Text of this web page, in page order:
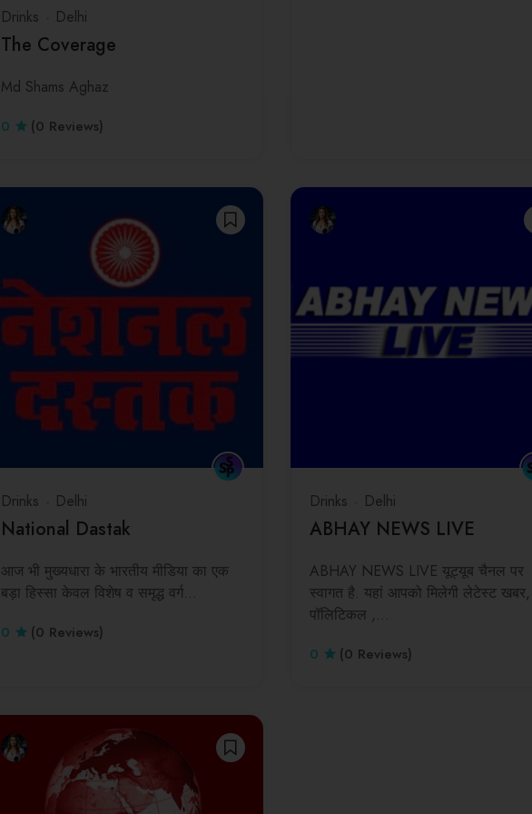
Drinks Delhi
The Coverage
Md Shams Aghaz
0
(0 Reviews)
Drinks Delhi
National Dastak
आज भी मुख्यधारा के भारतीय मीडिया का एक
बड़ा हिस्सा केवल विशेष व समृद्ध वर्ग…
0
(0 Reviews)
Drinks Delhi
ABHAY NEWS LIVE
ABHAY NEWS LIVE यूट्यूब चैनल पर
स्वागत है. यहां आपको मिलेगी लेटेस्ट खबर,
पॉलिटिकल ,…
0
(0 Reviews)